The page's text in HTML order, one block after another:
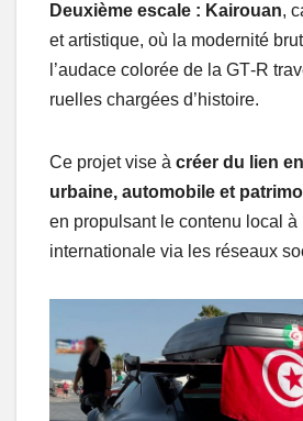
Deuxième escale : Kairouan,
et artistique, où la modernité
l’audace colorée de la GT‑R
ruelles chargées d’histoire.
Ce projet vise à créer du lien
urbaine, automobile et
en propulsant le contenu local à
internationale via les réseaux